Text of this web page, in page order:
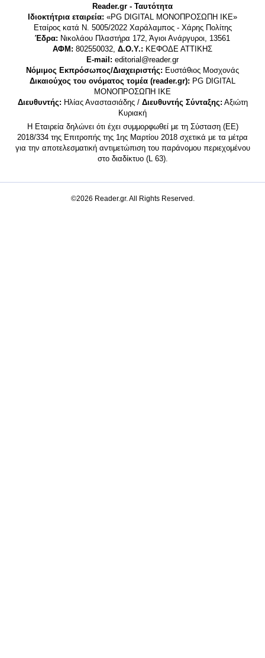
Reader.gr - Ταυτότητα
Ιδιοκτήτρια εταιρεία: «PG DIGITAL MONΟΠΡΟΣΩΠΗ ΙΚΕ»
Εταίρος κατά Ν. 5005/2022 Χαράλαμπος - Χάρης Πολίτης
Έδρα: Νικολάου Πλαστήρα 172, Άγιοι Ανάργυροι, 13561
ΑΦΜ: 802550032, Δ.Ο.Υ.: ΚΕΦΟΔΕ ΑΤΤΙΚΗΣ
E-mail: editorial@reader.gr
Νόμιμος Εκπρόσωπος/Διαχειριστής: Ευστάθιος Μοσχονάς
Δικαιούχος του ονόματος τομέα (reader.gr): PG DIGITAL
MONΟΠΡΟΣΩΠΗ ΙΚΕ
Διευθυντής: Ηλίας Αναστασιάδης / Διευθυντής Σύνταξης: Αξιώτη
Κυριακή
Η Εταιρεία δηλώνει ότι έχει συμμορφωθεί με τη Σύσταση (ΕΕ)
2018/334 της Επιτροπής της 1ης Μαρτίου 2018 σχετικά με τα μέτρα
για την αποτελεσματική αντιμετώπιση του παράνομου περιεχομένου
στο διαδίκτυο (L 63).
©2026 Reader.gr. All Rights Reserved.